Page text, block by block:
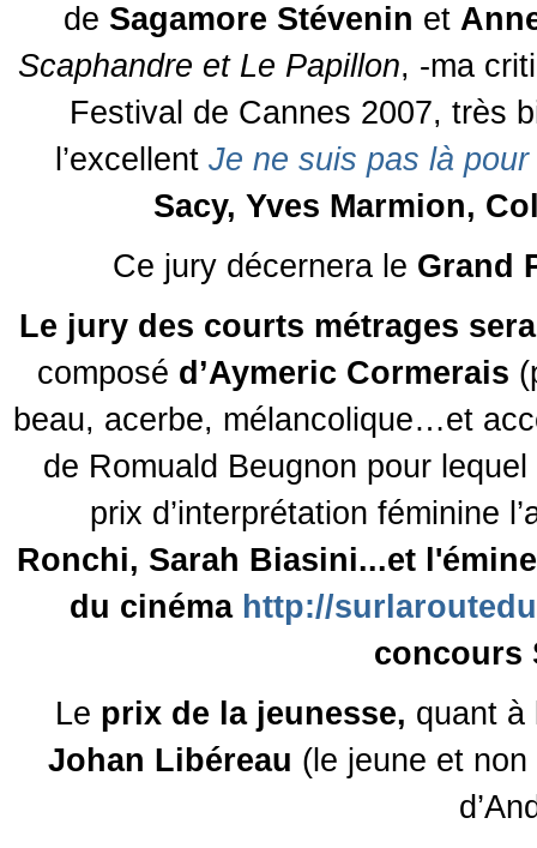
de Sagamore Stévenin et
Scaphandre et Le Papillon, -ma
Festival de Cannes 2007, très
l’excellent Je ne suis pas là pour
Sacy, Yves Marmion,
Ce jury décernera le Grand
Le jury des courts métrages
composé d’Aymeric Cormerais
beau, acerbe, mélancolique…et
de Romuald Beugnon pour
prix d’interprétation féminine
Ronchi, Sarah Biasini...et
du cinéma http://
concours
Le prix de la jeunesse, quant
Johan Libéreau (le jeune et